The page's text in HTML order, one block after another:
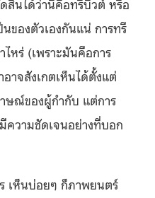
ของตัวเองกันแน่ การทรี
หร่ (เพราะมันคือการ
อาจสังเกตเห็นได้ตั้งแต่
ษณ์ของผู้กำกับ แต่การ
ความชัดเจนอย่างที่บอก
เห็นบ่อยๆ ก็ภาพยนตร์